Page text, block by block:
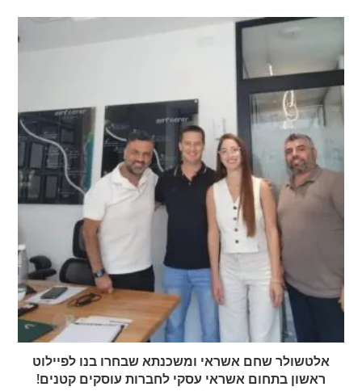
אלטשולר שחם אשראי ומשכנתא שבחרו בנו לפיילוט
ראשון בתחום אשראי עסקי לחברות עוסקים קטנים!